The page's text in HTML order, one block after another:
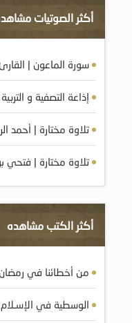
أكثر الصوتيات
سورة الماعون |
إذاعة التصفية و
تلاوة مختارة | أحمد
تلاوة مختارة |
أكثر الكتب مشاهده
من أخطائنا في
الوسطية في الإسـلام